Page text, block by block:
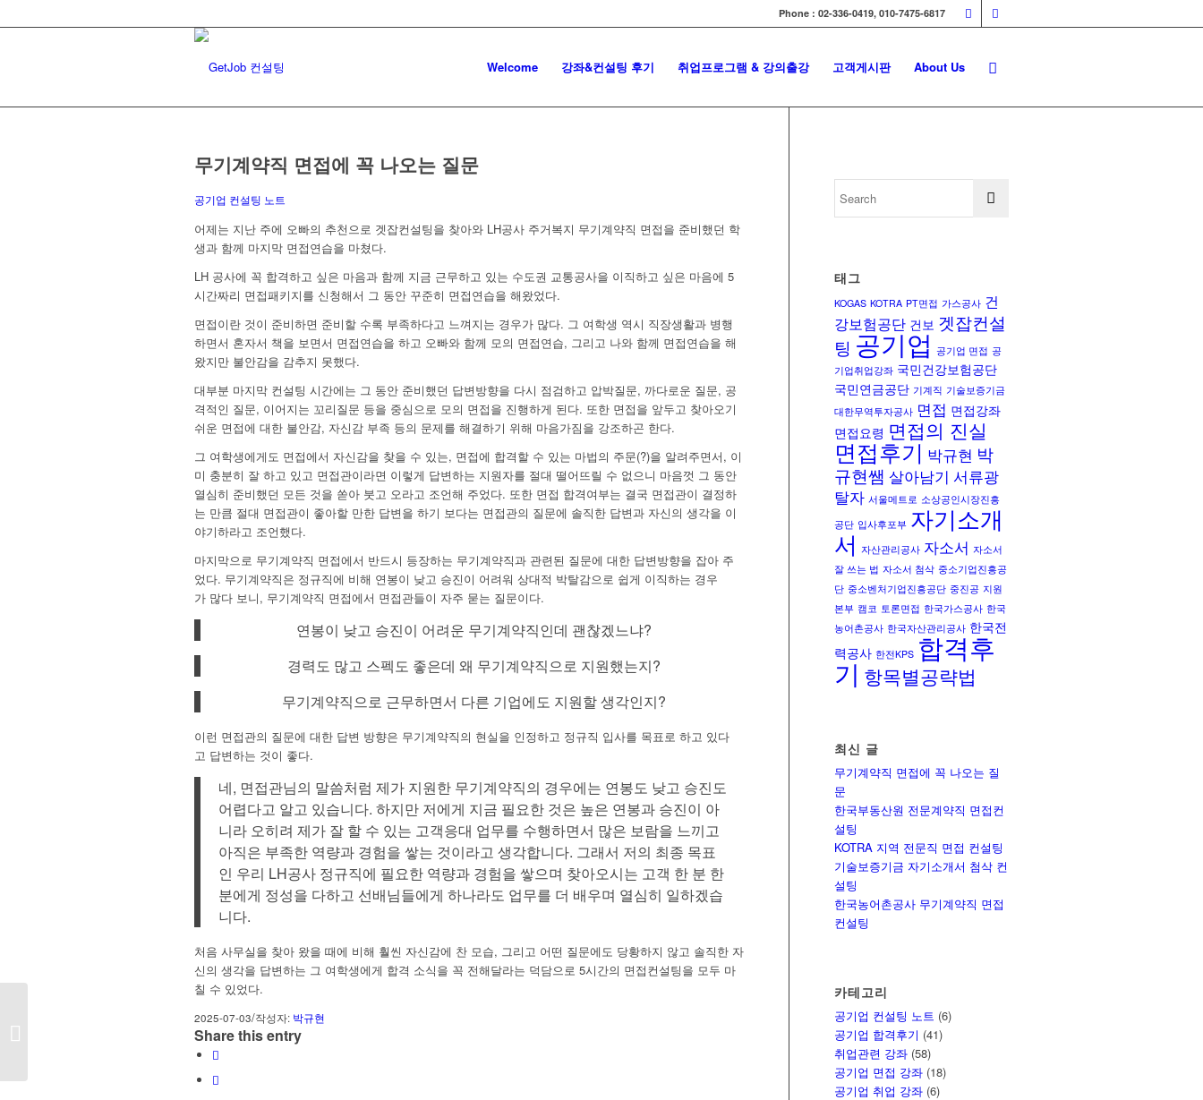
Phone : 02-336-0419, 010-7475-6817
Welcome 강좌&컨설팅 후기 취업프로그램 & 강의출강 고객게시판 About Us
무기계약직 면접에 꼭 나오는 질문
공기업 컨설팅 노트
어제는 지난 주에 오빠의 추천으로 겟잡컨설팅을 찾아와 LH공사 주거복지 무기계약직 면접을 준비했던 학
생과 함께 마지막 면접연습을 마쳤다.
LH 공사에 꼭 합격하고 싶은 마음과 함께 지금 근무하고 있는 수도권 교통공사을 이직하고 싶은 마음에 5
시간짜리 면접패키지를 신청해서 그 동안 꾸준히 면접연습을 해왔었다.
면접이란 것이 준비하면 준비할 수록 부족하다고 느껴지는 경우가 많다. 그 여학생 역시 직장생활과 병행
하면서 혼자서 책을 보면서 면접연습을 하고 오빠와 함께 모의 면접연습, 그리고 나와 함께 면접연습을 해
왔지만 불안감을 감추지 못했다.
대부분 마지막 컨설팅 시간에는 그 동안 준비했던 답변방향을 다시 점검하고 압박질문, 까다로운 질문, 공
격적인 질문, 이어지는 꼬리질문 등을 중심으로 모의 면접을 진행하게 된다. 또한 면접을 앞두고 찾아오기
쉬운 면접에 대한 불안감, 자신감 부족 등의 문제를 해결하기 위해 마음가짐을 강조하곤 한다.
그 여학생에게도 면접에서 자신감을 찾을 수 있는, 면접에 합격할 수 있는 마법의 주문(?)을 알려주면서, 이
미 충분히 잘 하고 있고 면접관이라면 이렇게 답변하는 지원자를 절대 떨어뜨릴 수 없으니 마음껏 그 동안
열심히 준비했던 모든 것을 쏟아 붓고 오라고 조언해 주었다. 또한 면접 합격여부는 결국 면접관이 결정하
는 만큼 절대 면접관이 좋아할 만한 답변을 하기 보다는 면접관의 질문에 솔직한 답변과 자신의 생각을 이
야기하라고 조언했다.
마지막으로 무기계약직 면접에서 반드시 등장하는 무기계약직과 관련된 질문에 대한 답변방향을 잡아 주
었다. 무기계약직은 정규직에 비해 연봉이 낮고 승진이 어려워 상대적 박탈감으로 쉽게 이직하는 경우
가 많다 보니, 무기계약직 면접에서 면접관들이 자주 묻는 질문이다.
연봉이 낮고 승진이 어려운 무기계약직인데 괜찮겠느냐?
경력도 많고 스펙도 좋은데 왜 무기계약직으로 지원했는지?
무기계약직으로 근무하면서 다른 기업에도 지원할 생각인지?
이런 면접관의 질문에 대한 답변 방향은 무기계약직의 현실을 인정하고 정규직 입사를 목표로 하고 있다
고 답변하는 것이 좋다.
네, 면접관님의 말씀처럼 제가 지원한 무기계약직의 경우에는 연봉도 낮고 승진도
어렵다고 알고 있습니다. 하지만 저에게 지금 필요한 것은 높은 연봉과 승진이 아
니라 오히려 제가 잘 할 수 있는 고객응대 업무를 수행하면서 많은 보람을 느끼고
아직은 부족한 역량과 경험을 쌓는 것이라고 생각합니다. 그래서 저의 최종 목표
인 우리 LH공사 정규직에 필요한 역량과 경험을 쌓으며 찾아오시는 고객 한 분 한
분에게 정성을 다하고 선배님들에게 하나라도 업무를 더 배우며 열심히 일하겠습
니다.
처음 사무실을 찾아 왔을 때에 비해 훨씬 자신감에 찬 모습, 그리고 어떤 질문에도 당황하지 않고 솔직한 자
신의 생각을 답변하는 그 여학생에게 합격 소식을 꼭 전해달라는 덕담으로 5시간의 면접컨설팅을 모두 마
칠 수 있었다.
2025-07-03/작성자: 박규현
Share this entry
태그
KOGAS KOTRA PT면접 가스공사 건
강보험공단 건보 겟잡컨설
팅 공기업 공기업 면접 공
기업취업강좌 국민건강보험공단
국민연금공단 기계직 기술보증기금
대한무역투자공사 면접 면접강좌
면접요령 면접의 진실
면접후기 박규현 박
규현쌤 살아남기 서류광
탈자 서울메트로 소상공인시장진흥
공단 입사후포부 자기소개
서 자산관리공사 자소서 자소서
잘 쓰는 법 자소서 첨삭 중소기업진흥공
단 중소벤처기업진흥공단 중진공 지원
본부 캠코 토론면접 한국가스공사 한국
농어촌공사 한국자산관리공사 한국전
력공사 한전KPS 합격후
기 항목별공략법
최신 글
무기계약직 면접에 꼭 나오는 질
문
한국부동산원 전문계약직 면접컨
설팅
KOTRA 지역 전문직 면접 컨설팅
기술보증기금 자기소개서 첨삭 컨
설팅
한국농어촌공사 무기계약직 면접
컨설팅
카테고리
공기업 컨설팅 노트 (6)
공기업 합격후기 (41)
취업관련 강좌 (58)
공기업 면접 강좌 (18)
공기업 취업 강좌 (6)
한국부동산원 전문계약직 면접컨설팅